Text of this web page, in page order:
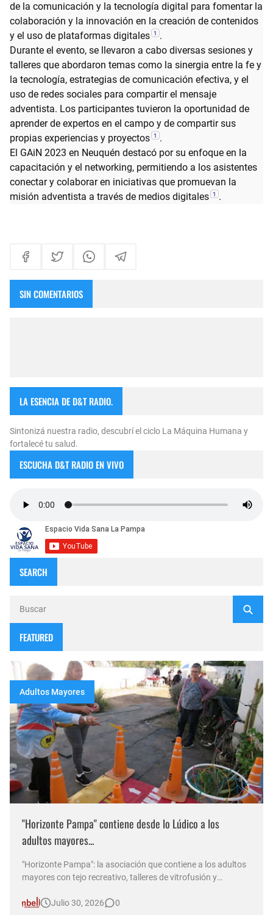
de la comunicación y la tecnología digital para fomentar la
colaboración y la innovación en la creación de contenidos
y el uso de plataformas digitales 1
.
Durante el evento, se llevaron a cabo diversas sesiones y
talleres que abordaron temas como la sinergia entre la fe y
la tecnología, estrategias de comunicación efectiva, y el
uso de redes sociales para compartir el mensaje
adventista. Los participantes tuvieron la oportunidad de
aprender de expertos en el campo y de compartir sus
propias experiencias y proyectos 1
.
El GAiN 2023 en Neuquén destacó por su enfoque en la
capacitación y el networking, permitiendo a los asistentes
conectar y colaborar en iniciativas que promuevan la
misión adventista a través de medios digitales 1 .
SIN COMENTARIOS
LA ESENCIA DE D&T RADIO.
Sintonizá nuestra radio, descubrí el ciclo La Máquina Humana y
fortalecé tu salud.
ESCUCHA D&T RADIO EN VIVO
SEARCH
FEATURED
Adultos Mayores
"Horizonte Pampa" contiene desde lo Lúdico a los
adultos mayores...
"Horizonte Pampa": la asociación que contiene a los adultos
mayores con tejo recreativo, talleres de vitrofusión y
Radio, el presidente de la institución, Mario, repasó las
Julio 30, 2026 0